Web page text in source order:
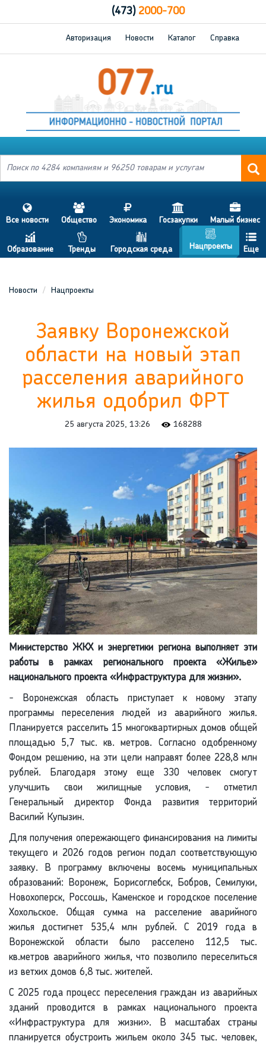
(473)2000-700
Авторизация Новости Каталог Справка
s
Все новости
a
Общество
j
Экономика
h
Госзакупки
d
Малый бизнес
c
Образование
p
Тренды
b
Городская среда
g
Нацпроекты
f
Еще
Новости Нацпроекты
Заявку Воронежской
области на новый этап
расселения аварийного
жилья одобрил ФРТ
25 августа 2025, 13:26 168288
Министерство ЖКХ и энергетики региона выполняет эти
работы в рамках регионального проекта «Жилье»
национального проекта «Инфраструктура для жизни».
- Воронежская область приступает к новому этапу
программы переселения людей из аварийного жилья.
Планируется расселить 15 многоквартирных домов общей
площадью 5,7 тыс. кв. метров. Согласно одобренному
Фондом решению, на эти цели направят более 228,8 млн
рублей. Благодаря этому еще 330 человек смогут
улучшить свои жилищные условия, - отметил
Генеральный директор Фонда развития территорий
Василий Купызин.
Для получения опережающего финансирования на лимиты
текущего и 2026 годов регион подал соответствующую
заявку. В программу включены восемь муниципальных
образований: Воронеж, Борисоглебск, Бобров, Семилуки,
Новохоперск, Россошь, Каменское и городское поселение
Хохольское. Общая сумма на расселение аварийного
жилья достигнет 535,4 млн рублей. С 2019 года в
Воронежской области было расселено 112,5 тыс.
кв.метров аварийного жилья, что позволило переселиться
из ветхих домов 6,8 тыс. жителей.
С 2025 года процесс переселения граждан из аварийных
зданий проводится в рамках национального проекта
«Инфраструктура для жизни». В масштабах страны
планируется обустроить жильем около 345 тыс. человек,